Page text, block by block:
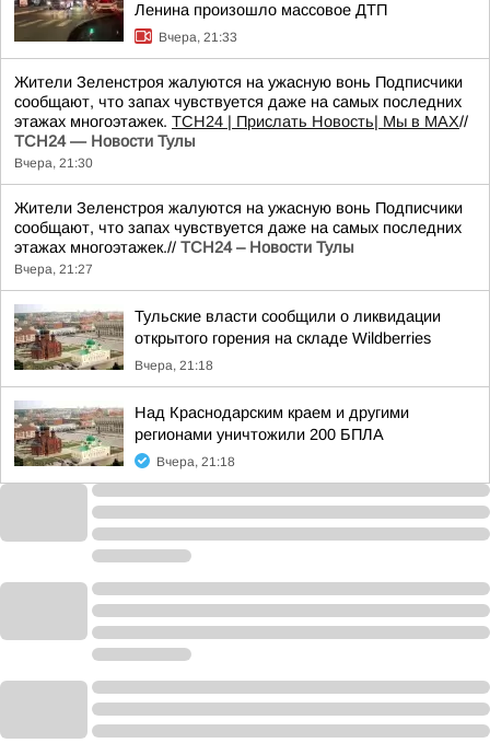
Ленина произошло массовое ДТП
Вчера, 21:33
Жители Зеленстроя жалуются на ужасную вонь Подписчики
сообщают, что запах чувствуется даже на самых последних
этажах многоэтажек. ТСН24 | Прислать Новость| Мы в МАХ//
ТСН24 — Новости Тулы
Вчера, 21:30
Жители Зеленстроя жалуются на ужасную вонь Подписчики
сообщают, что запах чувствуется даже на самых последних
этажах многоэтажек.// ТСН24 – Новости Тулы
Вчера, 21:27
Тульские власти сообщили о ликвидации
открытого горения на складе Wildberries
Вчера, 21:18
Над Краснодарским краем и другими
регионами уничтожили 200 БПЛА
Вчера, 21:18